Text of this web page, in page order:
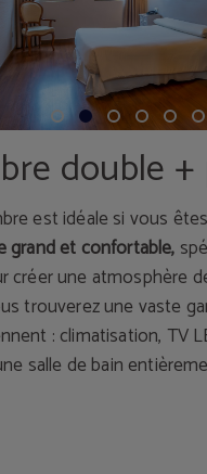
double
est idéale si vous
grand et confortable,
créer une atmosphère
trouverez une vaste
: climatisation, TV
salle de bain